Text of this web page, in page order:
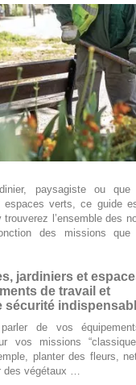
paysagiste ou que
espaces verts, ce guide
l’ensemble des
des missions que
jardiniers et
de travail et
sécurité
de vos
vos missions
planter des fleurs,
végétaux …